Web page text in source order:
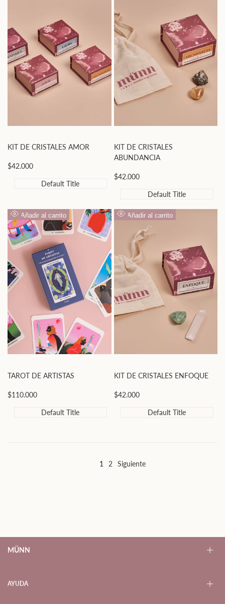
KIT DE CRISTALES AMOR
Precio
$42.000
Default Title
KIT DE CRISTALES
ABUNDANCIA
Precio
$42.000
Default Title
Añadir al carrito
Vista
rápida
TAROT DE ARTISTAS
Precio
$110.000
Default Title
Añadir al carrito
KIT DE CRISTALES ENFOQUE
Precio
$42.000
Default Title
1 2 Siguiente
MÜNN
AYUDA